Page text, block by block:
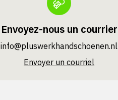
Envoyez-nous un courrier
info@pluswerk­handschoenen.nl
Envoyer un courriel